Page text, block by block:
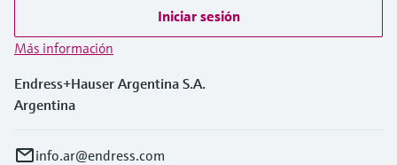
Iniciar sesión
Más información
Endress+Hauser Argentina S.A.
Argentina
info.ar@endress.com